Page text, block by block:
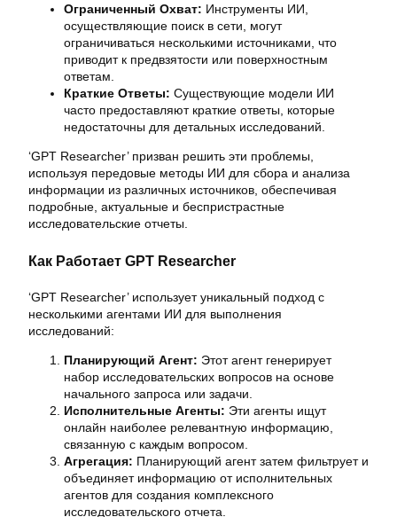
Ограниченный Охват: Инструменты ИИ,
осуществляющие поиск в сети, могут
ограничиваться несколькими источниками, что
приводит к предвзятости или поверхностным
ответам.
Краткие Ответы: Существующие модели ИИ
часто предоставляют краткие ответы, которые
недостаточны для детальных исследований.
‘GPT Researcher’ призван решить эти проблемы,
используя передовые методы ИИ для сбора и анализа
информации из различных источников, обеспечивая
подробные, актуальные и беспристрастные
исследовательские отчеты.
Как Работает GPT Researcher
‘GPT Researcher’ использует уникальный подход с
несколькими агентами ИИ для выполнения
исследований:
Планирующий Агент: Этот агент генерирует
набор исследовательских вопросов на основе
начального запроса или задачи.
Исполнительные Агенты: Эти агенты ищут
онлайн наиболее релевантную информацию,
связанную с каждым вопросом.
Агрегация: Планирующий агент затем фильтрует и
объединяет информацию от исполнительных
агентов для создания комплексного
исследовательского отчета.